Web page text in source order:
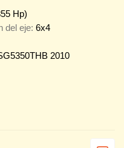
Hp)
del eje 6x4
2010